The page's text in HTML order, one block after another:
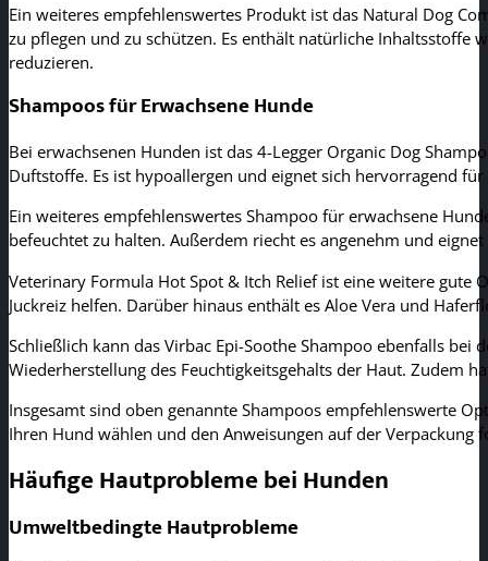
Ein weiteres empfehlenswertes Produkt ist das Natural Dog
zu pflegen und zu schützen. Es enthält natürliche Inhaltsstoffe
reduzieren.
Shampoos für Erwachsene Hunde
Bei erwachsenen Hunden ist das 4-Legger Organic Dog
Duftstoffe. Es ist hypoallergen und eignet sich hervorragend
Ein weiteres empfehlenswertes Shampoo für erwachsene
befeuchtet zu halten. Außerdem riecht es angenehm und
Veterinary Formula Hot Spot & Itch Relief ist eine weitere
Juckreiz helfen. Darüber hinaus enthält es Aloe Vera und
Schließlich kann das Virbac Epi-Soothe Shampoo ebenfalls
Wiederherstellung des Feuchtigkeitsgehalts der Haut. Zudem
Insgesamt sind oben genannte Shampoos empfehlenswerte
Ihren Hund wählen und den Anweisungen auf der Verpackung
Häufige Hautprobleme bei Hunden
Umweltbedingte Hautprobleme